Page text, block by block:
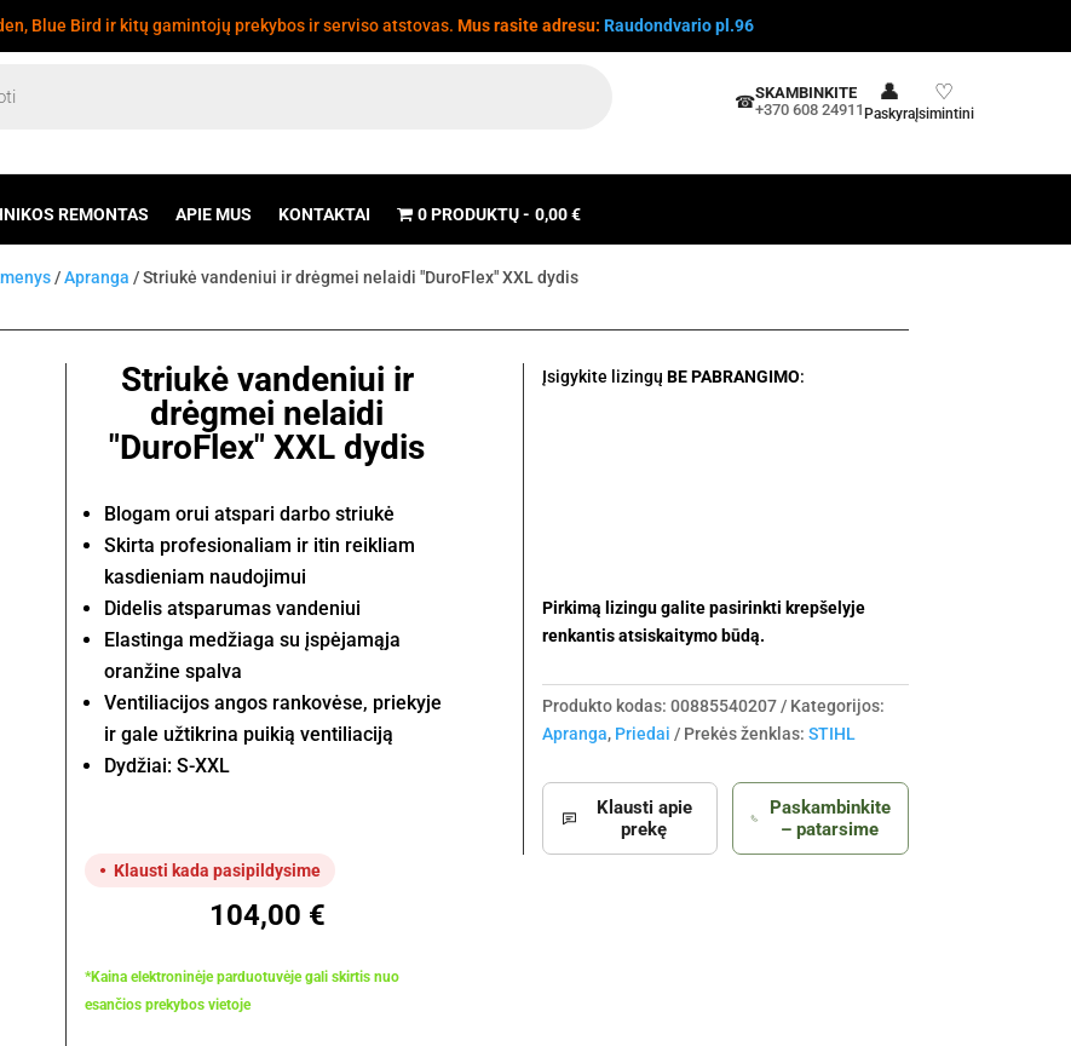
Blue Bird ir kitų gamintojų prekybos ir serviso atstovas. Mus rasite adresu: Raudondvario pl.96
☎SKAMBINKITE
+370 608 24911
👤
Paskyra
♡
Įsimintini
REMONTAS APIE MUS KONTAKTAI 0 PRODUKTŲ 0,00 €
/Apranga / Striukė vandeniui ir drėgmei nelaidi "DuroFlex" XXL dydis
Striukė vandeniui ir
drėgmei nelaidi
"DuroFlex" XXL dydis
Blogam orui atspari darbo striukė
Skirta profesionaliam ir itin reikliam
kasdieniam naudojimui
Didelis atsparumas vandeniui
Elastinga medžiaga su įspėjamąja
oranžine spalva
Ventiliacijos angos rankovėse, priekyje
ir gale užtikrina puikią ventiliaciją
Dydžiai: S-XXL
Klausti kada pasipildysime
104,00 €
*Kaina elektroninėje parduotuvėje gali skirtis nuo
esančios prekybos vietoje
Įsigykite lizingų BE PABRANGIMO:
Pirkimą lizingu galite pasirinkti krepšelyje
renkantis atsiskaitymo būdą.
Produkto kodas: 00885540207
Kategorijos:
Apranga, Priedai Prekės ženklas: STIHL
Klausti apie
prekę
Paskambinkite
– patarsime